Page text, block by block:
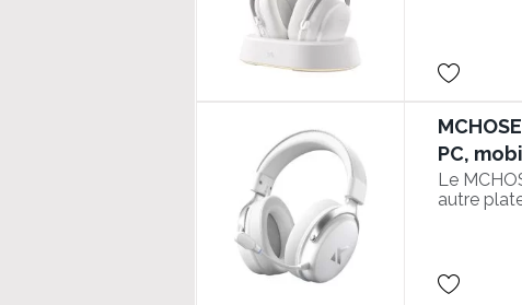
PC,
Le
autre